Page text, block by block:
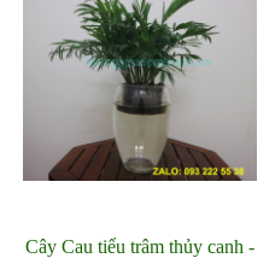
Cây Cau tiểu trâm thủy canh -